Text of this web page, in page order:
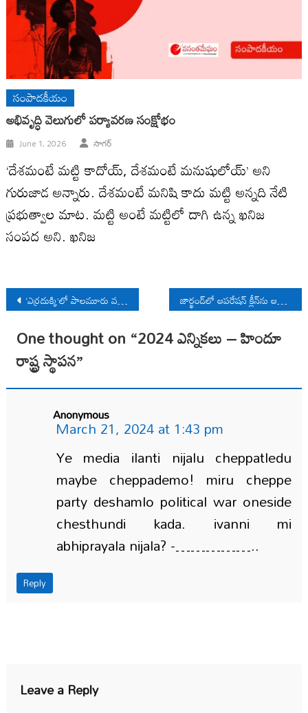
సంపాదకీయం
అభివృద్ధి వెలుగులో పర్యావరణ సంక్షోభం
June 1, 2026 సాగర్
‘దేశమంటే మట్టి కాదోయ్, దేశమంటే మనుషులోయ్’ అని
గురుజాడ అన్నారు. దేశమంటే మనిషి కాదు మట్టి అన్నది నేటి
ప్రభుత్వాల మాట. మట్టి అంటే మట్టిలో దాగి ఉన్న ఖనిజ
సంపద అని. ఖనిజ
Post
navigation
‘ఎర్రదుక్కి’లో పాలమూరు వలస దు:ఖం జార్ఖండ్‍లో ఆపరేషన్ క్లీన్‍ను ఆపాలి
One thought on “2024 ఎన్నికలు – హిందూ
రాష్ట్ర స్థాపన”
Anonymous
March 21, 2024 at 1:43 pm
Ye media ilanti nijalu cheppatledu
maybe cheppademo! miru cheppe
party deshamlo political war oneside
chesthundi kada. ivanni mi
abhiprayala nijala? -……………..
Reply
Leave a Reply